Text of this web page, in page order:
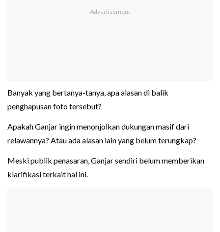
Banyak yang bertanya-tanya, apa alasan di balik
penghapusan foto tersebut?
Apakah Ganjar ingin menonjolkan dukungan masif dari
relawannya? Atau ada alasan lain yang belum terungkap?
Meski publik penasaran, Ganjar sendiri belum memberikan
klarifikasi terkait hal ini.